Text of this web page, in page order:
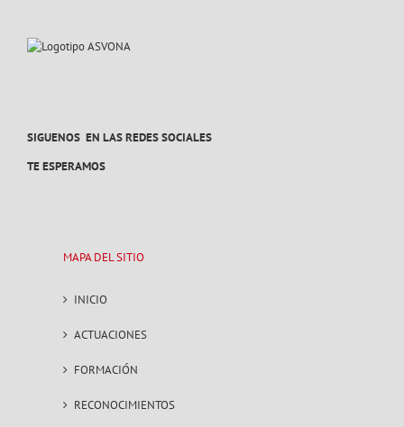
SIGUENOS EN LAS REDES SOCIALES
TE ESPERAMOS
MAPA DEL SITIO
INICIO
ACTUACIONES
FORMACIÓN
RECONOCIMIENTOS